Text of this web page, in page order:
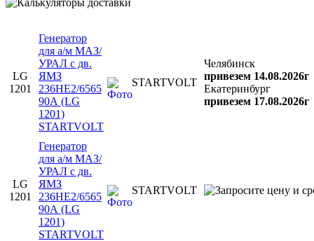
LG
1201
Генератор
для а/м МАЗ/
УРАЛ с дв.
ЯМЗ
236НЕ2/6565
90А (LG
1201)
STARTVOLT
STARTVOLT
Челябинск
привезем 14.08.2026г
Екатеринбург
привезем 17.08.2026г
LG
1201
Генератор
для а/м МАЗ/
УРАЛ с дв.
ЯМЗ
236НЕ2/6565
90А (LG
1201)
STARTVOLT
STARTVOLT